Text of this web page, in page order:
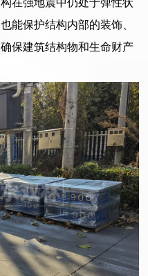
能保护结构内部的装饰、
保建筑结构物和生命财产